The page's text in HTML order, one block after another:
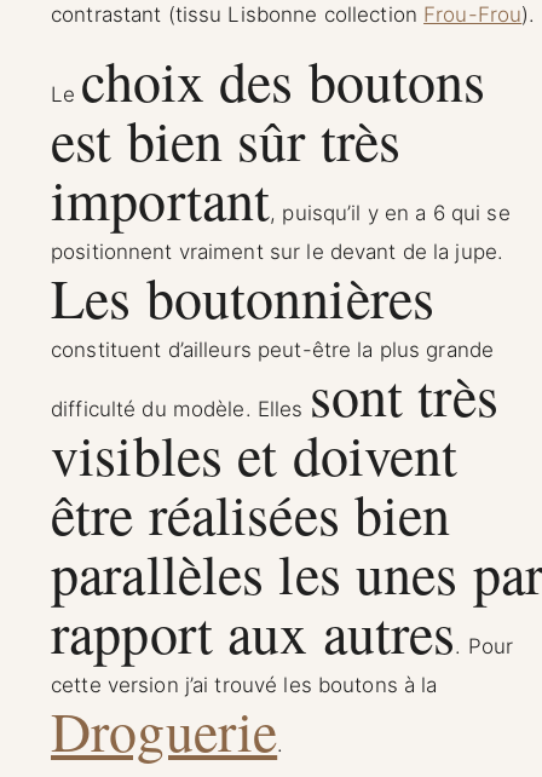
contrastant (tissu Lisbonne collection Frou-Frou).
Le choix des boutons
est bien sûr très
important, puisqu’il y en a 6 qui se
positionnent vraiment sur le devant de la jupe.
Les boutonnières
constituent d’ailleurs peut-être la plus grande
difficulté du modèle. Elles sont très
visibles et doivent
être réalisées bien
parallèles les unes par
rapport aux autres. Pour
cette version j’ai trouvé les boutons à la
Droguerie.